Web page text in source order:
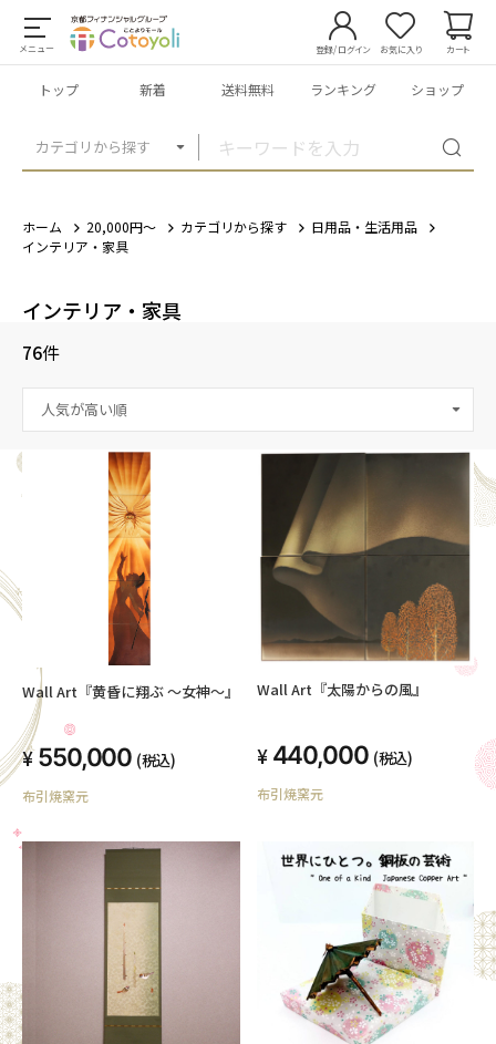
メニュー
カテゴリから探す
登録/ログイン お気に入り カート
トップ 新着 送料無料 ランキング ショップ
ホーム 20,000円～ カテゴリから探す
日用品・生活用品
インテリア・家具
インテリア・家具
76件
Wall Art『黄昏に翔ぶ ～女神～』
550,000 (税込)
布引焼窯元
Wall Art『太陽からの風』
440,000 (税込)
布引焼窯元